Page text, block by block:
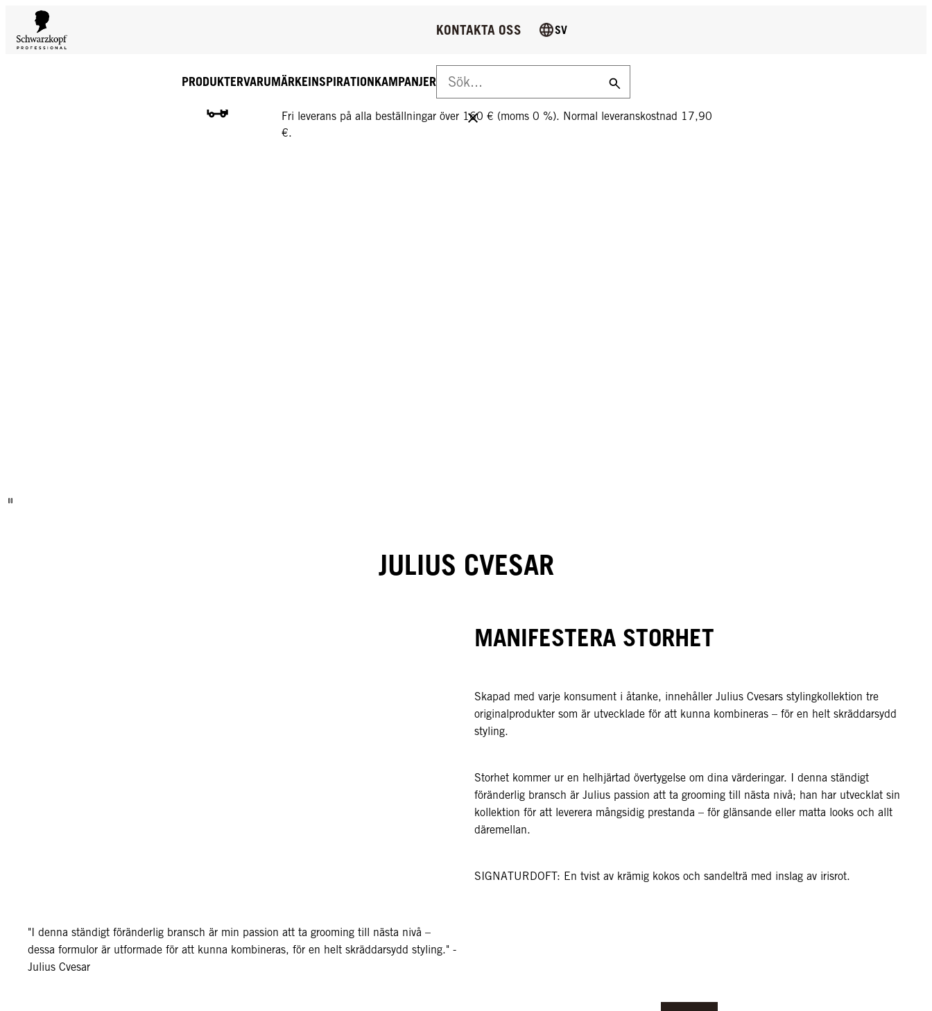
GRATIS LEVERANS PÅ ALLA BESTÄLLNINGAR ÖVER 160 €!
Fri leverans på alla beställningar över 160 € (moms 0 %). Normal leveranskostnad 17,90
€.
PRODUKTERVARUMÄRKEINSPIRATIONKAMPANJER
KONTAKTA OSS SV
JULIUS CVESAR
MANIFESTERA STORHET
Skapad med varje konsument i åtanke, innehåller Julius Cvesars stylingkollektion tre
originalprodukter som är utvecklade för att kunna kombineras – för en helt skräddarsydd
styling.
Storhet kommer ur en helhjärtad övertygelse om dina värderingar. I denna ständigt
föränderlig bransch är Julius passion att ta grooming till nästa nivå; han har utvecklat sin
kollektion för att leverera mångsidig prestanda – för glänsande eller matta looks och allt
däremellan.
SIGNATURDOFT: En tvist av krämig kokos och sandelträ med inslag av irisrot.
"I denna ständigt föränderlig bransch är min passion att ta grooming till nästa nivå –
dessa formulor är utformade för att kunna kombineras, för en helt skräddarsydd styling." -
Julius Cvesar